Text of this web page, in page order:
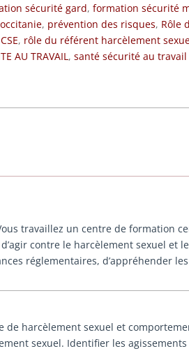
sécurité gard, formation sécurité
, prévention des risques, Rôle
, rôle du référent harcèlement
AU TRAVAIL , santé sécurité au travail
travaillez un centre de formation
contre le harcèlement sexuel et
réglementaires, d’appréhender
harcèlement sexuel et
sexuel. Identifier les